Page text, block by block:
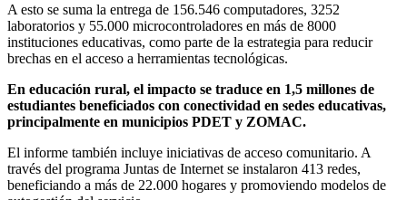
A esto se suma la entrega de 156.546 computadores, 3252
laboratorios y 55.000 microcontroladores en más de 8000
instituciones educativas, como parte de la estrategia para reducir
brechas en el acceso a herramientas tecnológicas.
En educación rural, el impacto se traduce en 1,5 millones de
estudiantes beneficiados con conectividad en sedes educativas,
principalmente en municipios PDET y ZOMAC.
El informe también incluye iniciativas de acceso comunitario. A
través del programa Juntas de Internet se instalaron 413 redes,
beneficiando a más de 22.000 hogares y promoviendo modelos de